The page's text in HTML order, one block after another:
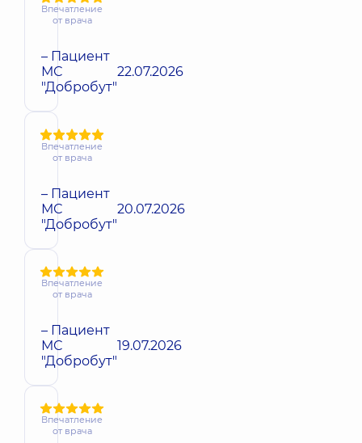
Впечатление
от врача
– Пациент
МС
"Добробут"
22.07.2026
Впечатление
от врача
– Пациент
МС
"Добробут"
20.07.2026
Впечатление
от врача
– Пациент
МС
"Добробут"
19.07.2026
Впечатление
от врача